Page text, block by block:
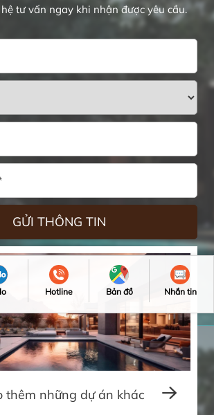
tư vấn ngay khi nhận được yêu cầu.
thêm những dự án khác
Hotline Bản đồ Nhắn tin